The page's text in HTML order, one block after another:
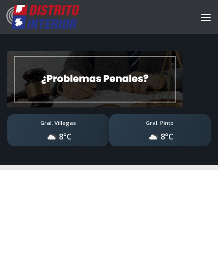
Gral. Villegas
8°C
Gral. Pinto
8°C